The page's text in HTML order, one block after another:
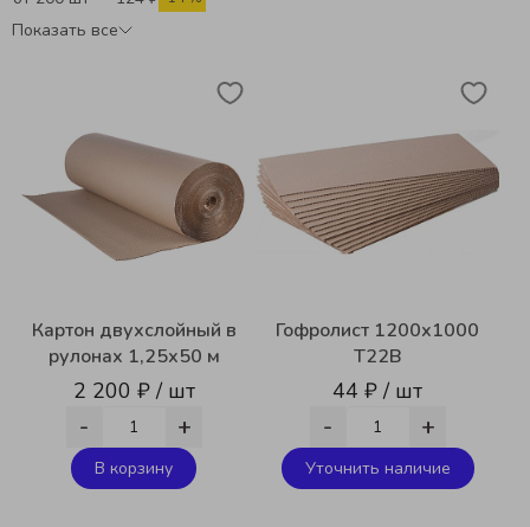
Показать все
Картон двухслойный в
рулонах 1,25х50 м
2 200 ₽ / шт
- +
В корзину
Гофролист 1200х1000
Т22В
44 ₽ / шт
- +
Уточнить наличие